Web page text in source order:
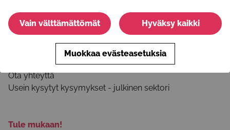
Palvelun käyttöohjeet
Selosteet ja käyttöehdot
Ota yhteyttä
Usein kysytyt kysymykset - julkinen sektori
Tule mukaan!
Vain välttämättömät Hyväksy kaikki
Muokkaa evästeasetuksia